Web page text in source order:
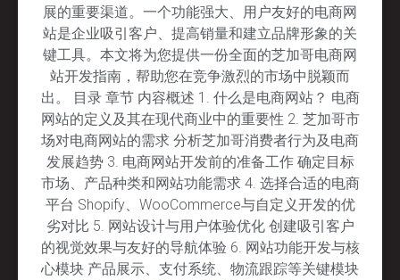
展的重要渠道。一个功能强大、用户友好的电商网
站是企业吸引客户、提高销量和建立品牌形象的关
键工具。本文将为您提供一份全面的芝加哥电商网
站开发指南，帮助您在竞争激烈的市场中脱颖而
出。 目录 章节 内容概述 1. 什么是电商网站？ 电商
网站的定义及其在现代商业中的重要性 2. 芝加哥市
场对电商网站的需求 分析芝加哥消费者行为及电商
发展趋势 3. 电商网站开发前的准备工作 确定目标
市场、产品种类和网站功能需求 4. 选择合适的电商
平台 Shopify、WooCommerce与自定义开发的优
劣对比 5. 网站设计与用户体验优化 创建吸引客户
的视觉效果与友好的导航体验 6. 网站功能开发与核
心模块 产品展示、支付系统、物流跟踪等关键模块